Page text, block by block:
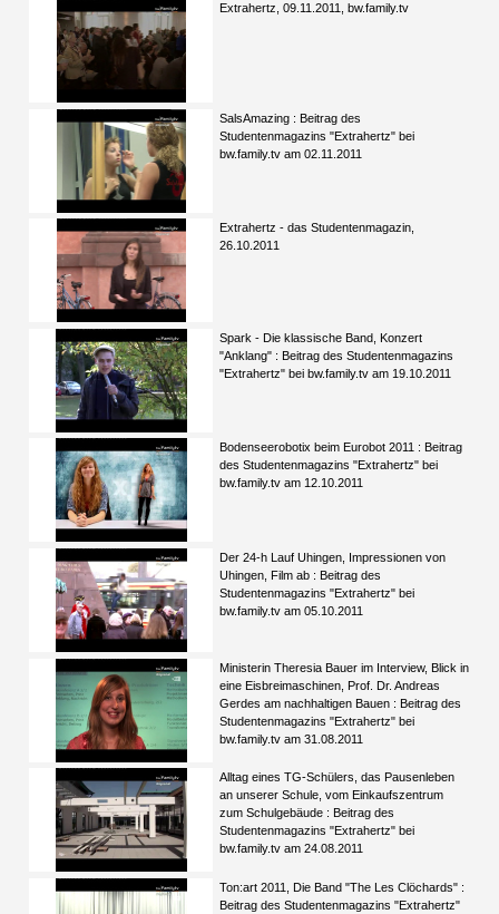
Extrahertz, 09.11.2011, bw.family.tv
SalsAmazing : Beitrag des
Studentenmagazins "Extrahertz" bei
bw.family.tv am 02.11.2011
Extrahertz - das Studentenmagazin,
26.10.2011
Spark - Die klassische Band, Konzert
"Anklang" : Beitrag des Studentenmagazins
"Extrahertz" bei bw.family.tv am 19.10.2011
Bodenseerobotix beim Eurobot 2011 : Beitrag
des Studentenmagazins "Extrahertz" bei
bw.family.tv am 12.10.2011
Der 24-h Lauf Uhingen, Impressionen von
Uhingen, Film ab : Beitrag des
Studentenmagazins "Extrahertz" bei
bw.family.tv am 05.10.2011
Ministerin Theresia Bauer im Interview, Blick in
eine Eisbreimaschinen, Prof. Dr. Andreas
Gerdes am nachhaltigen Bauen : Beitrag des
Studentenmagazins "Extrahertz" bei
bw.family.tv am 31.08.2011
Alltag eines TG-Schülers, das Pausenleben
an unserer Schule, vom Einkaufszentrum
zum Schulgebäude : Beitrag des
Studentenmagazins "Extrahertz" bei
bw.family.tv am 24.08.2011
Ton:art 2011, Die Band "The Les Clöchards" :
Beitrag des Studentenmagazins "Extrahertz"